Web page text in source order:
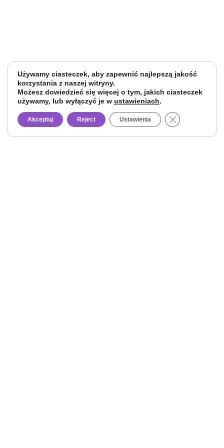
Używamy ciasteczek, aby zapewnić najlepszą jakość
korzystania z naszej witryny.
Możesz dowiedzieć się więcej o tym, jakich ciasteczek
używamy, lub wyłączyć je w ustawieniach.
Akceptuj Reject Ustawienia Close GDPR